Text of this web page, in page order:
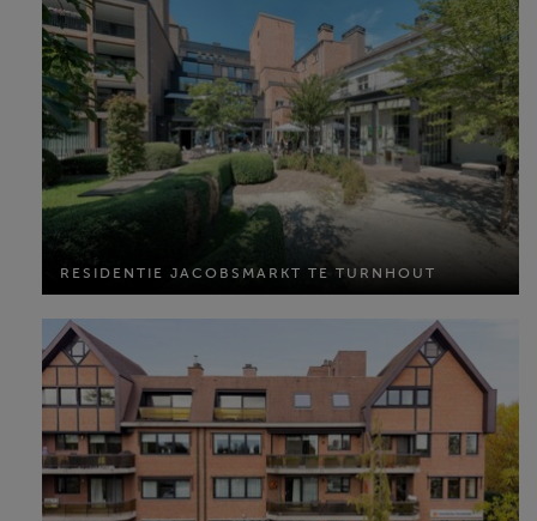
RESIDENTIE JACOBSMARKT TE TURNHOUT
RESIDENTIE JACOBSMARKT TE TURNHOUT